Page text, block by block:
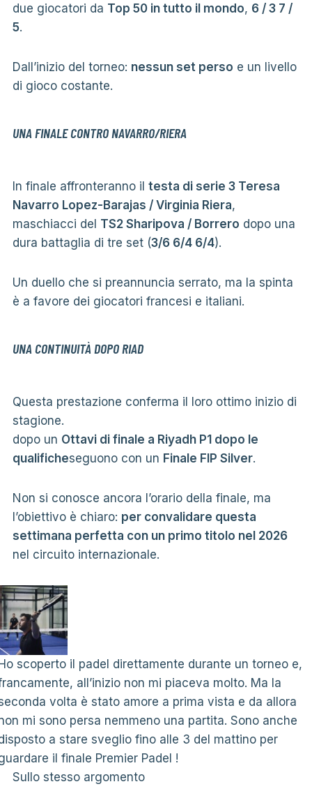
due giocatori da Top 50 in tutto il mondo, 6 / 3 7 /
5.
Dall’inizio del torneo: nessun set perso e un livello
di gioco costante.
UNA FINALE CONTRO NAVARRO/RIERA
In finale affronteranno il testa di serie 3 Teresa
Navarro Lopez-Barajas / Virginia Riera,
maschiacci del TS2 Sharipova / Borrero dopo una
dura battaglia di tre set (3/6 6/4 6/4).
Un duello che si preannuncia serrato, ma la spinta
è a favore dei giocatori francesi e italiani.
UNA CONTINUITÀ DOPO RIAD
Questa prestazione conferma il loro ottimo inizio di
stagione.
dopo un Ottavi di finale a Riyadh P1 dopo le
qualificheseguono con un Finale FIP Silver.
Non si conosce ancora l’orario della finale, ma
l’obiettivo è chiaro: per convalidare questa
settimana perfetta con un primo titolo nel 2026
nel circuito internazionale.
scoperto il padel direttamente durante un torneo e,
all’inizio non mi piaceva molto. Ma la
volta è stato amore a prima vista e da allora
mi sono persa nemmeno una partita. Sono anche
a stare sveglio fino alle 3 del mattino per
il finale Premier Padel !
Sullo stesso argomento